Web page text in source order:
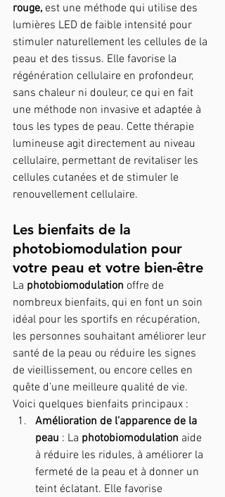
rouge, est une méthode qui utilise des
lumières LED de faible intensité pour
stimuler naturellement les cellules de la
peau et des tissus. Elle favorise la
régénération cellulaire en profondeur,
sans chaleur ni douleur, ce qui en fait
une méthode non invasive et adaptée à
tous les types de peau. Cette thérapie
lumineuse agit directement au niveau
cellulaire, permettant de revitaliser les
cellules cutanées et de stimuler le
renouvellement cellulaire.
Les bienfaits de la
photobiomodulation pour
votre peau et votre bien-être
La photobiomodulation offre de
nombreux bienfaits, qui en font un soin
idéal pour les sportifs en récupération,
les personnes souhaitant améliorer leur
santé de la peau ou réduire les signes
de vieillissement, ou encore celles en
quête d’une meilleure qualité de vie.
Voici quelques bienfaits principaux :
Amélioration de l’apparence de la
peau : La photobiomodulation aide
à réduire les ridules, à améliorer la
fermeté de la peau et à donner un
teint éclatant. Elle favorise